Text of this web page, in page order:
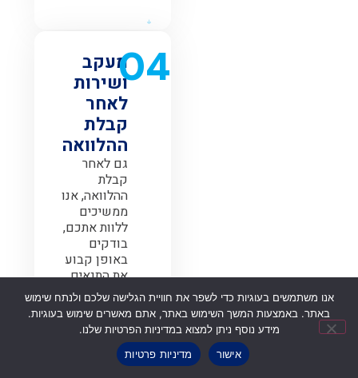
04מעקב
ושירות
לאחר
קבלת
ההלוואה
גם לאחר
קבלת
ההלוואה, אנו
ממשיכים
ללוות אתכם,
בודקים
באופן קבוע
את התנאים
ומציעים
פתרונות
לשיפור.
אנו משתמשים בעוגיות כדי לשפר את חוויית הגלישה שלכם ולנתח שימוש
באתר. באמצעות המשך השימוש באתר, אתם מאשרים שימוש בעוגיות.
מידע נוסף ניתן למצוא במדיניות הפרטיות שלנו.
אישור
מדיניות פרטיות